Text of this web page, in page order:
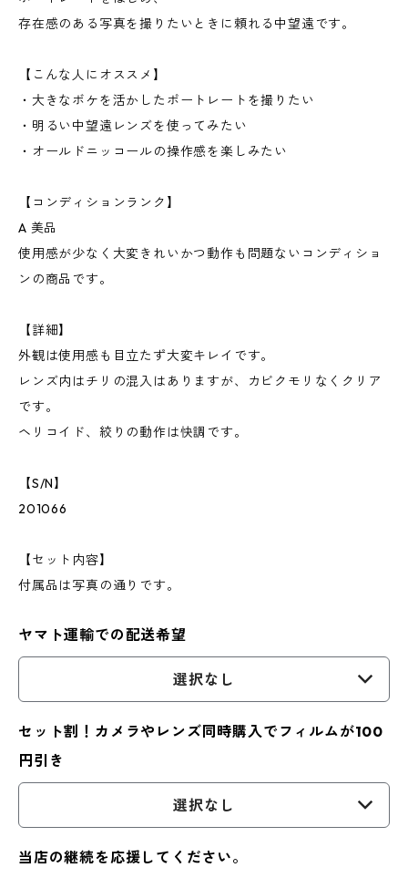
存在感のある写真を撮りたいときに頼れる中望遠です。
【こんな人にオススメ】
・大きなボケを活かしたポートレートを撮りたい
・明るい中望遠レンズを使ってみたい
・オールドニッコールの操作感を楽しみたい
【コンディションランク】
A 美品
使用感が少なく大変きれいかつ動作も問題ないコンディショ
ンの商品です。
【詳細】
外観は使用感も目立たず大変キレイです。
レンズ内はチリの混入はありますが、カビクモリなくクリア
です。
ヘリコイド、絞りの動作は快調です。
【S/N】
201066
【セット内容】
付属品は写真の通りです。
ヤマト運輸での配送希望
選択なし
セット割！カメラやレンズ同時購入でフィルムが100
円引き
選択なし
当店の継続を応援してください。